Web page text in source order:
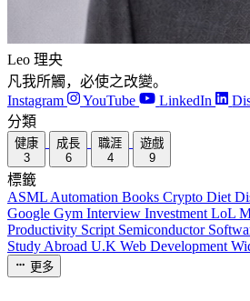
Leo 理央
凡我所觸，必使之改變。
Instagram
YouTube LinkedIn
分類
健康
3
成長
6
職涯
4
遊戲
9
標籤
ASML Automation Books Crypto Diet
Google Gym Interview Investment LoL
Productivity Script Semiconductor
Study Abroad U.K Web Development
更多